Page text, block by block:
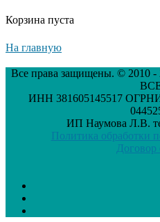
Корзина пуста
На главную
Все права защищены. © 2010 -
ИНН 381605145517
ИП Наумова Л.В.
Политика обработки
Договор